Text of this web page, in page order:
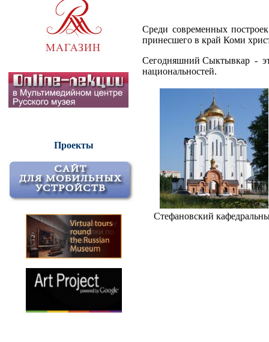
Проекты
Среди современных
принесшего в край Коми
Сегодняшний Сыктывкар -
национальностей.
Стефановский